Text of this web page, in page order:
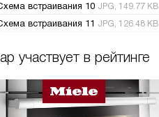
встраивания 10 JPG, 149.77 KB
встраивания 11 JPG, 126.48 KB
участвует в рейтинге